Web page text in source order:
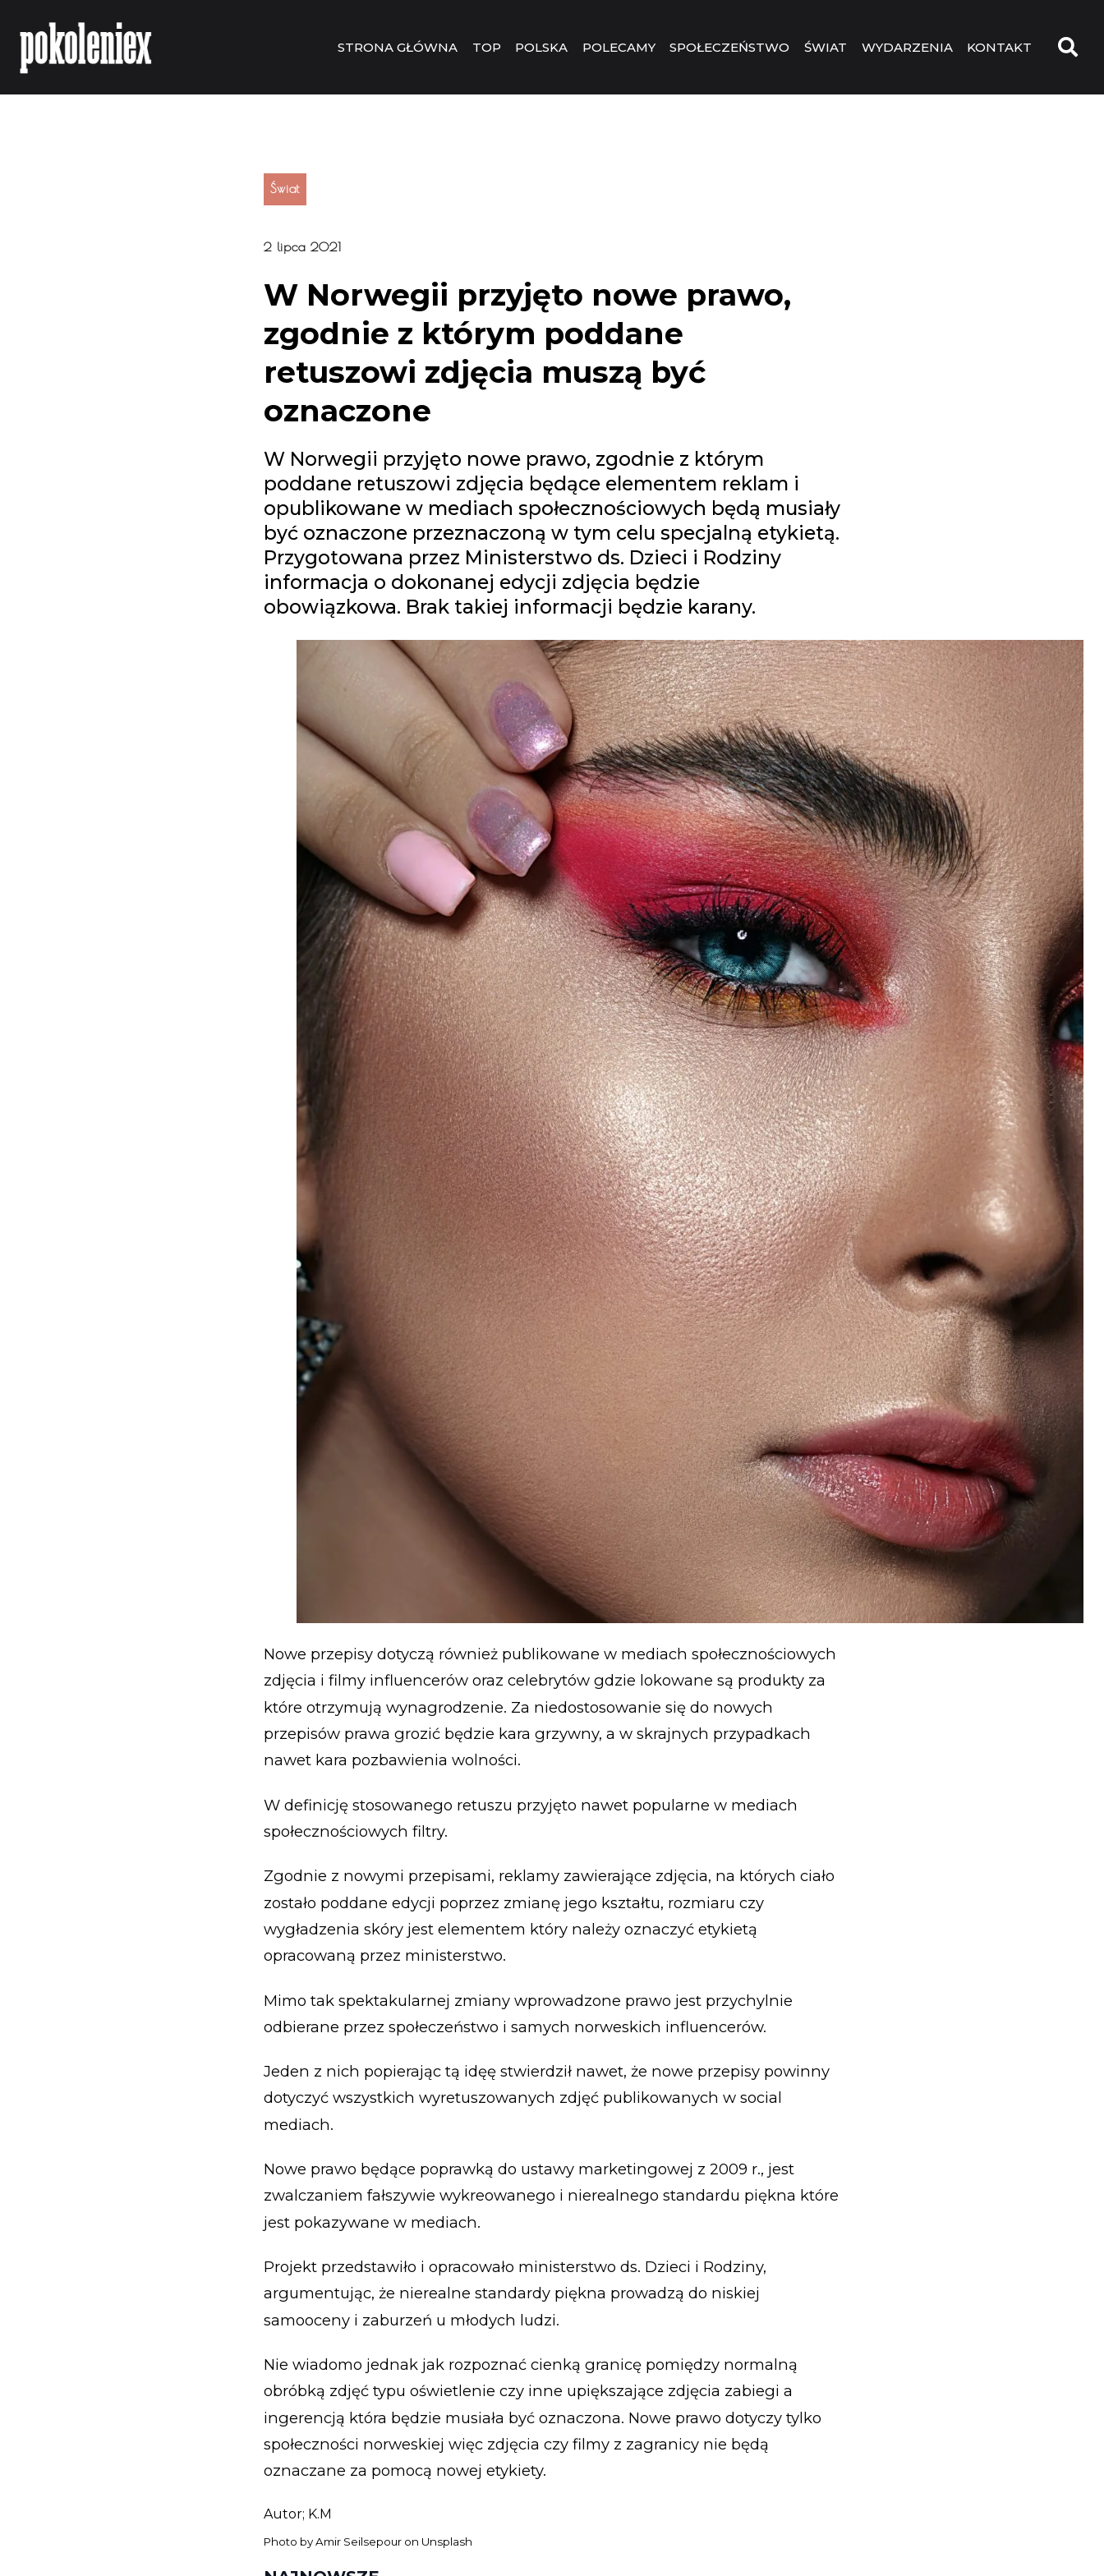
STRONA GŁÓWNA TOP POLSKA POLECAMY SPOŁECZEŃSTWO ŚWIAT WYDARZENIA KONTAKT
Świat
2 lipca 2021
W Norwegii przyjęto nowe prawo,
zgodnie z którym poddane
retuszowi zdjęcia muszą być
oznaczone
W Norwegii przyjęto nowe prawo, zgodnie z którym
poddane retuszowi zdjęcia będące elementem reklam i
opublikowane w mediach społecznościowych będą musiały
być oznaczone przeznaczoną w tym celu specjalną etykietą.
Przygotowana przez Ministerstwo ds. Dzieci i Rodziny
informacja o dokonanej edycji zdjęcia będzie
obowiązkowa. Brak takiej informacji będzie karany.
Nowe przepisy dotyczą również publikowane w mediach społecznościowych
zdjęcia i filmy influencerów oraz celebrytów gdzie lokowane są produkty za
które otrzymują wynagrodzenie. Za niedostosowanie się do nowych
przepisów prawa grozić będzie kara grzywny, a w skrajnych przypadkach
nawet kara pozbawienia wolności.
W definicję stosowanego retuszu przyjęto nawet popularne w mediach
społecznościowych filtry.
Zgodnie z nowymi przepisami, reklamy zawierające zdjęcia, na których ciało
zostało poddane edycji poprzez zmianę jego kształtu, rozmiaru czy
wygładzenia skóry jest elementem który należy oznaczyć etykietą
opracowaną przez ministerstwo.
Mimo tak spektakularnej zmiany wprowadzone prawo jest przychylnie
odbierane przez społeczeństwo i samych norweskich influencerów.
Jeden z nich popierając tą idęę stwierdził nawet, że nowe przepisy powinny
dotyczyć wszystkich wyretuszowanych zdjęć publikowanych w social
mediach.
Nowe prawo będące poprawką do ustawy marketingowej z 2009 r., jest
zwalczaniem fałszywie wykreowanego i nierealnego standardu piękna które
jest pokazywane w mediach.
Projekt przedstawiło i opracowało ministerstwo ds. Dzieci i Rodziny,
argumentując, że nierealne standardy piękna prowadzą do niskiej
samooceny i zaburzeń u młodych ludzi.
Nie wiadomo jednak jak rozpoznać cienką granicę pomiędzy normalną
obróbką zdjęć typu oświetlenie czy inne upiększające zdjęcia zabiegi a
ingerencją która będzie musiała być oznaczona. Nowe prawo dotyczy tylko
społeczności norweskiej więc zdjęcia czy filmy z zagranicy nie będą
oznaczane za pomocą nowej etykiety.
Autor; K.M
Photo byAmir Seilsepour on Unsplash